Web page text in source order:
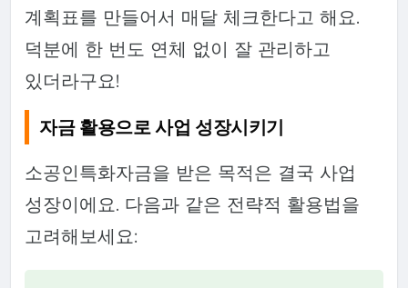
계획표를 만들어서 매달 체크한다고 해요.
덕분에 한 번도 연체 없이 잘 관리하고
있더라구요!
자금 활용으로 사업 성장시키기
소공인특화자금을 받은 목적은 결국 사업
성장이에요. 다음과 같은 전략적 활용법을
고려해보세요: